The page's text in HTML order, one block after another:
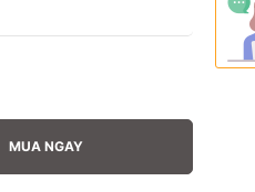
MUA NGAY